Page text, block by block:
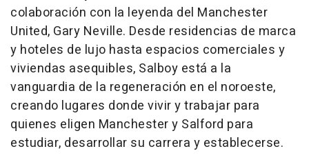
colaboración con la leyenda del Manchester
United, Gary Neville. Desde residencias de marca
y hoteles de lujo hasta espacios comerciales y
viviendas asequibles, Salboy está a la
vanguardia de la regeneración en el noroeste,
creando lugares donde vivir y trabajar para
quienes eligen Manchester y Salford para
estudiar, desarrollar su carrera y establecerse.